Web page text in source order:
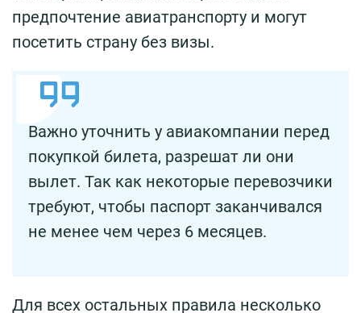
предпочтение авиатранспорту и могут
посетить страну без визы.
Важно уточнить у авиакомпании перед
покупкой билета, разрешат ли они
вылет. Так как некоторые перевозчики
требуют, чтобы паспорт заканчивался
не менее чем через 6 месяцев.
Для всех остальных правила несколько